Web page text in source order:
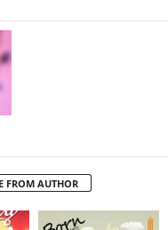
FROM AUTHOR